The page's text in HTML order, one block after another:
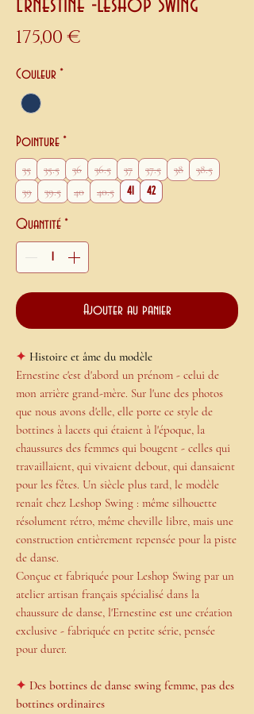
Ernestine -Leshop Swing
175,00 €
Couleur *
Pointure *
35 35.5 36 36.5 37 37.5 38
38.5
39
39.5 40 40.5 41 42
Quantité *
Ajouter au panier
✦ Histoire et âme du modèle
Ernestine c'est d'abord un prénom - celui de
mon arrière grand-mère. Sur l'une des photos
que nous avons d'elle, elle porte ce style de
bottines à lacets qui étaient à l'époque, la
chaussures des femmes qui bougent - celles qui
travaillaient, qui vivaient debout, qui dansaient
pour les fêtes. Un siècle plus tard, le modèle
renaît chez Leshop Swing : même silhouette
résolument rétro, même cheville libre, mais une
construction entièrement repensée pour la piste
de danse.
Conçue et fabriquée pour Leshop Swing par un
atelier artisan français spécialisé dans la
chaussure de danse, l'Ernestine est une création
exclusive - fabriquée en petite série, pensée
pour durer.
✦ Des bottines de danse swing femme, pas des
bottines ordinaires